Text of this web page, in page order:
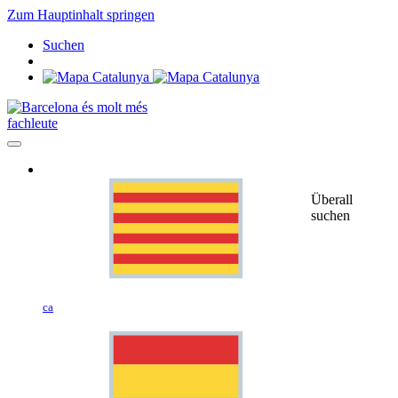
Zum Hauptinhalt springen
Suchen
fachleute
ca
Überall
suchen